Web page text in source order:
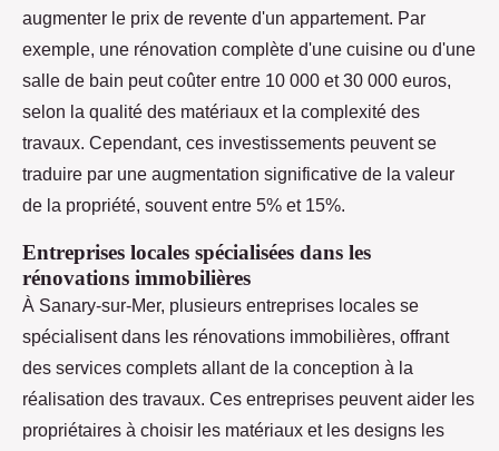
augmenter le prix de revente d'un appartement. Par
exemple, une rénovation complète d'une cuisine ou d'une
salle de bain peut coûter entre 10 000 et 30 000 euros,
selon la qualité des matériaux et la complexité des
travaux. Cependant, ces investissements peuvent se
traduire par une augmentation significative de la valeur
de la propriété, souvent entre 5% et 15%.
Entreprises locales spécialisées dans les
rénovations immobilières
À Sanary-sur-Mer, plusieurs entreprises locales se
spécialisent dans les rénovations immobilières, offrant
des services complets allant de la conception à la
réalisation des travaux. Ces entreprises peuvent aider les
propriétaires à choisir les matériaux et les designs les